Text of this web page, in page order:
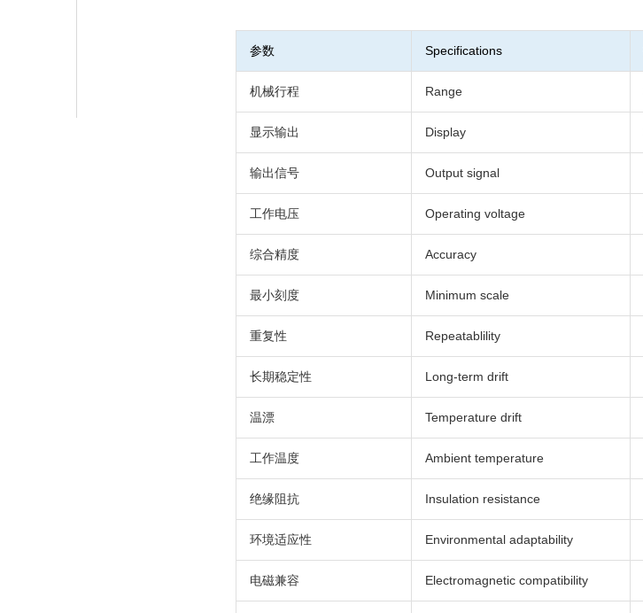
参数 Specifications
机械行程 Range
显示输出 Display
输出信号 Output signal
工作电压 Operating voltage
综合精度 Accuracy
最小刻度 Minimum scale
重复性 Repeatablility
长期稳定性 Long-term drift
温漂 Temperature drift
工作温度 Ambient temperature
绝缘阻抗 Insulation resistance
环境适应性 Environmental adaptability
电磁兼容 Electromagnetic compatibility